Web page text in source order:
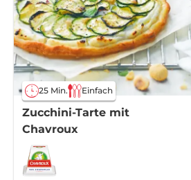
25 Min. Einfach
Zucchini-Tarte mit
Chavroux